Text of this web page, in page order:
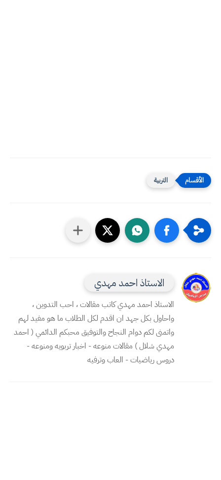
التربية
الاستاذ احمد مهدي
الاستاذ احمد مهدي كاتب مقالات ، احب التدوين ،
واحاول بكل جهد ان اقدم لكل الطلاب ما هو مفيد لهم
واتمنى لكم دوام النجاح والتوفيق محبكم الدائمي ( احمد
مهدي شلال ) مقالات منوعه - اخبار تربويه ومنوعه -
دروس رياضيات - العاب وترفيه